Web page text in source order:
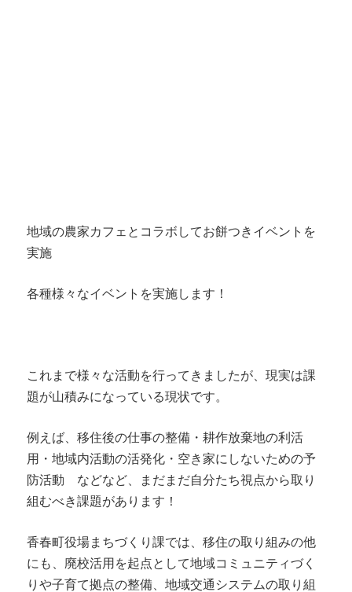
地域の農家カフェとコラボしてお餅つきイベントを
実施
各種様々なイベントを実施します！
これまで様々な活動を行ってきましたが、現実は課
題が山積みになっている現状です。
例えば、移住後の仕事の整備・耕作放棄地の利活
用・地域内活動の活発化・空き家にしないための予
防活動 などなど、まだまだ自分たち視点から取り
組むべき課題があります！
香春町役場まちづくり課では、移住の取り組みの他
にも、廃校活用を起点として地域コミュニティづく
りや子育て拠点の整備、地域交通システムの取り組